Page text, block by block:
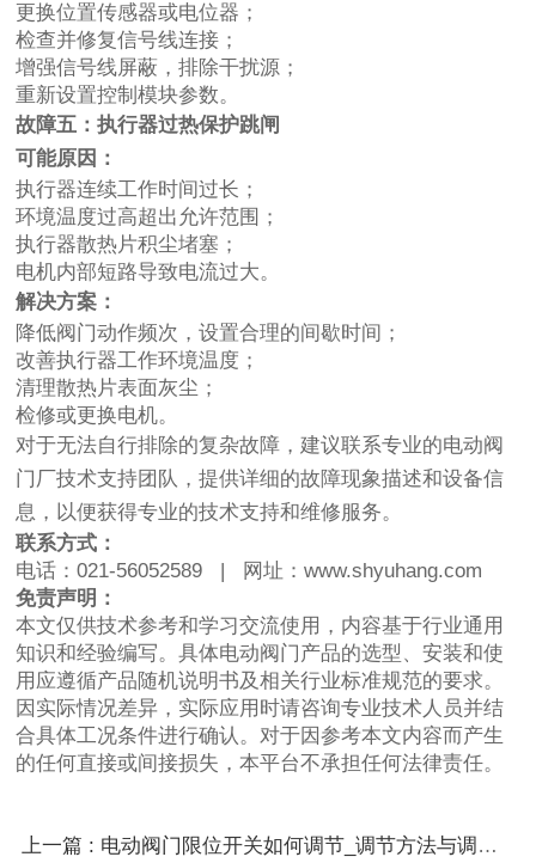
更换位置传感器或电位器；
检查并修复信号线连接；
增强信号线屏蔽，排除干扰源；
重新设置控制模块参数。
故障五：执行器过热保护跳闸
可能原因：
执行器连续工作时间过长；
环境温度过高超出允许范围；
执行器散热片积尘堵塞；
电机内部短路导致电流过大。
解决方案：
降低阀门动作频次，设置合理的间歇时间；
改善执行器工作环境温度；
清理散热片表面灰尘；
检修或更换电机。
对于无法自行排除的复杂故障，建议联系专业的电动阀
门厂技术支持团队，提供详细的故障现象描述和设备信
息，以便获得专业的技术支持和维修服务。
联系方式：
电话：021-56052589 | 网址：www.shyuhang.com
免责声明：
本文仅供技术参考和学习交流使用，内容基于行业通用
知识和经验编写。具体电动阀门产品的选型、安装和使
用应遵循产品随机说明书及相关行业标准规范的要求。
因实际情况差异，实际应用时请咨询专业技术人员并结
合具体工况条件进行确认。对于因参考本文内容而产生
的任何直接或间接损失，本平台不承担任何法律责任。
上一篇 : 电动阀门限位开关如何调节_调节方法与调试技巧详解